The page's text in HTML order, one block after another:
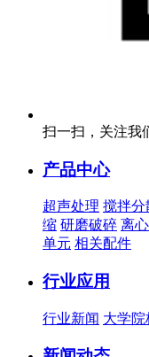
扫一扫，关注我
产品中心
超声处理 搅拌分
缩 研磨破碎 离
单元 相关配件
行业应用
行业新闻 大学院